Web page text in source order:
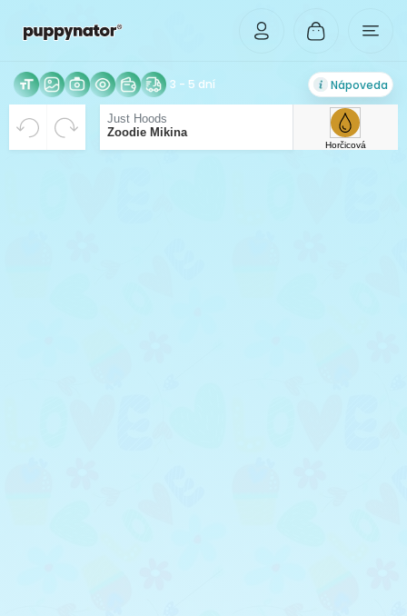
3 - 5 dní Nápoveda
Just Hoods
Zoodie Mikina
Horčicová
VYCENTROVANÉ
Rozlíšenie Vášho obrázka je príliš malé pre tlač v
dostatočnej kvalite. Pre možnosť zväčšenia,
nahrajte obrázok vo vyššom rozlíšení.
Beriem riziko zhoršenej kvality tlače na vedomie.